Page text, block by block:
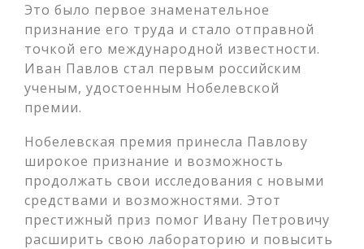
Это было первое знаменательное
признание его труда и стало отправной
точкой его международной известности.
Иван Павлов стал первым российским
ученым, удостоенным Нобелевской
премии.
Нобелевская премия принесла Павлову
широкое признание и возможность
продолжать свои исследования с новыми
средствами и возможностями. Этот
престижный приз помог Ивану Петровичу
расширить свою лабораторию и повысить